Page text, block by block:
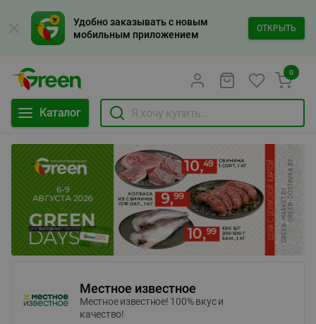
Удобно заказывать с новым
мобильным приложением
ОТКРЫТЬ
Каталог
0
Местное известное
Местное известное! 100% вкус и
качество!